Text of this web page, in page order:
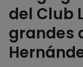
del Club
grandes